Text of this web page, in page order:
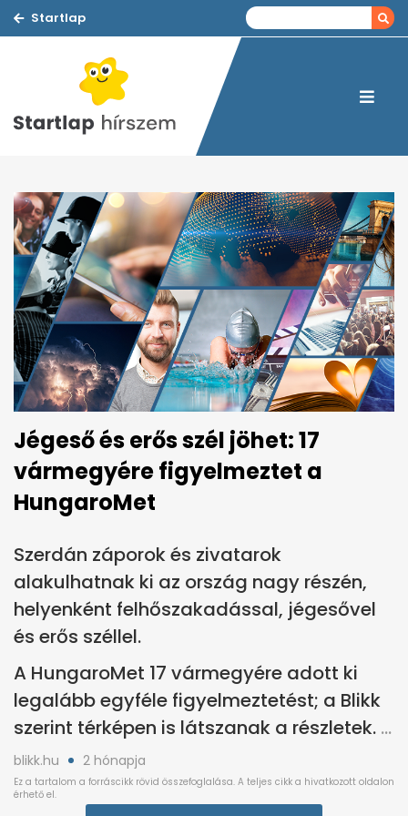
Startlap
Jégeső és erős szél jöhet: 17
vármegyére figyelmeztet a
HungaroMet
Szerdán záporok és zivatarok
alakulhatnak ki az ország nagy részén,
helyenként felhőszakadással, jégesővel
és erős széllel.
A HungaroMet 17 vármegyére adott ki
legalább egyféle figyelmeztetést; a Blikk
szerint térképen is látszanak a részletek.
blikk.hu 2 hónapja